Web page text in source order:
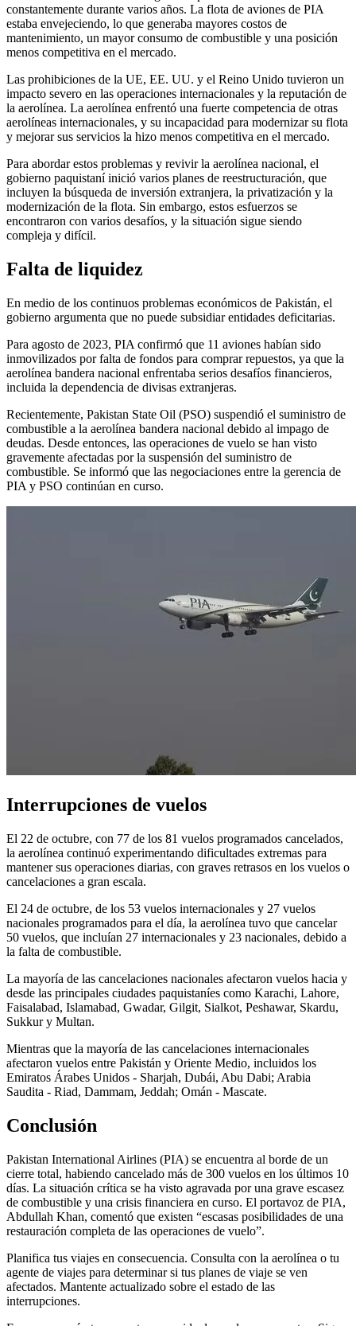
constantemente durante varios años. La flota de aviones de PIA
estaba envejeciendo, lo que generaba mayores costos de
mantenimiento, un mayor consumo de combustible y una posición
menos competitiva en el mercado.
Las prohibiciones de la UE, EE. UU. y el Reino Unido tuvieron un
impacto severo en las operaciones internacionales y la reputación de
la aerolínea. La aerolínea enfrentó una fuerte competencia de otras
aerolíneas internacionales, y su incapacidad para modernizar su flota
y mejorar sus servicios la hizo menos competitiva en el mercado.
Para abordar estos problemas y revivir la aerolínea nacional, el
gobierno paquistaní inició varios planes de reestructuración, que
incluyen la búsqueda de inversión extranjera, la privatización y la
modernización de la flota. Sin embargo, estos esfuerzos se
encontraron con varios desafíos, y la situación sigue siendo
compleja y difícil.
Falta de liquidez
En medio de los continuos problemas económicos de Pakistán, el
gobierno argumenta que no puede subsidiar entidades deficitarias.
Para agosto de 2023, PIA confirmó que 11 aviones habían sido
inmovilizados por falta de fondos para comprar repuestos, ya que la
aerolínea bandera nacional enfrentaba serios desafíos financieros,
incluida la dependencia de divisas extranjeras.
Recientemente, Pakistan State Oil (PSO) suspendió el suministro de
combustible a la aerolínea bandera nacional debido al impago de
deudas. Desde entonces, las operaciones de vuelo se han visto
gravemente afectadas por la suspensión del suministro de
combustible. Se informó que las negociaciones entre la gerencia de
PIA y PSO continúan en curso.
Interrupciones de vuelos
El 22 de octubre, con 77 de los 81 vuelos programados cancelados,
la aerolínea continuó experimentando dificultades extremas para
mantener sus operaciones diarias, con graves retrasos en los vuelos o
cancelaciones a gran escala.
El 24 de octubre, de los 53 vuelos internacionales y 27 vuelos
nacionales programados para el día, la aerolínea tuvo que cancelar
50 vuelos, que incluían 27 internacionales y 23 nacionales, debido a
la falta de combustible.
La mayoría de las cancelaciones nacionales afectaron vuelos hacia y
desde las principales ciudades paquistaníes como Karachi, Lahore,
Faisalabad, Islamabad, Gwadar, Gilgit, Sialkot, Peshawar, Skardu,
Sukkur y Multan.
Mientras que la mayoría de las cancelaciones internacionales
afectaron vuelos entre Pakistán y Oriente Medio, incluidos los
Emiratos Árabes Unidos - Sharjah, Dubái, Abu Dabi; Arabia
Saudita - Riad, Dammam, Jeddah; Omán - Mascate.
Conclusión
Pakistan International Airlines (PIA) se encuentra al borde de un
cierre total, habiendo cancelado más de 300 vuelos en los últimos 10
días. La situación crítica se ha visto agravada por una grave escasez
de combustible y una crisis financiera en curso. El portavoz de PIA,
Abdullah Khan, comentó que existen “escasas posibilidades de una
restauración completa de las operaciones de vuelo”.
Planifica tus viajes en consecuencia. Consulta con la aerolínea o tu
agente de viajes para determinar si tus planes de viaje se ven
afectados. Mantente actualizado sobre el estado de las
interrupciones.